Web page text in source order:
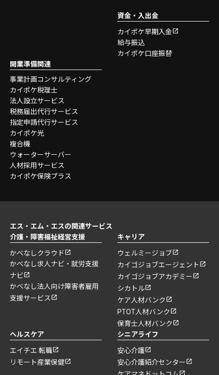
資金・入出金
カイポケ早期入金
給与振込
カイポケ口座振替
開業準備関連
事業計画コンサルティング
カイポケ税理士
法人設立サービス
税務届出代行サービス
指定申請代行サービス
カイポケ光
複合機
ウォーターサーバー
人材採用サービス
カイポケ保険プラス
エス・エム・エスの関連サービス
介護・障害福祉経営支援
かべなしクラウド
かべなし求人ナビ・就労支援
ナビ
かべなし法人向け障害者雇用
支援サービス
キャリア
ウェルミージョブ
カイゴジョブエージェント
カイゴジョブアカデミー
シカトル
ケア人材バンク
PTOT人材バンク
保育士人材バンク
ヘルスケア
エイチエ 転職
リモート産業保健
シニアライフ
安心介護
安心介護紹介センター